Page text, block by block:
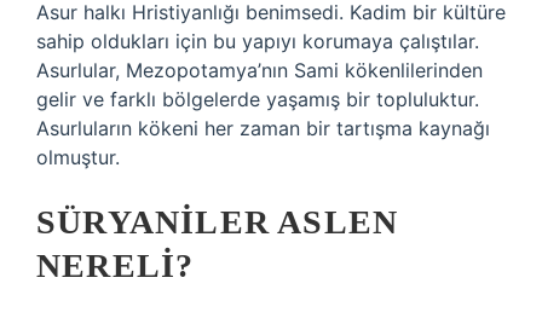
Asur halkı Hristiyanlığı benimsedi. Kadim bir kültüre
sahip oldukları için bu yapıyı korumaya çalıştılar.
Asurlular, Mezopotamya’nın Sami kökenlilerinden
gelir ve farklı bölgelerde yaşamış bir topluluktur.
Asurluların kökeni her zaman bir tartışma kaynağı
olmuştur.
SÜRYANILER ASLEN
NERELI?